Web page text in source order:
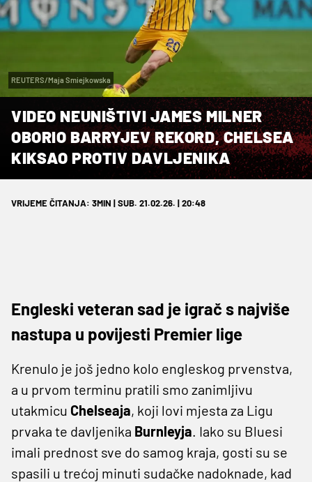
REUTERS/Maja Smiejkowska
VIDEO NEUNIŠTIVI JAMES MILNER
OBORIO BARRYJEV REKORD, CHELSEA
KIKSAO PROTIV DAVLJENIKA
VRIJEME ČITANJA: 3MIN | SUB. 21.02.26. | 20:48
Engleski veteran sad je igrač s najviše
nastupa u povijesti Premier lige
Krenulo je još jedno kolo engleskog prvenstva,
a u prvom terminu pratili smo zanimljivu
utakmicu Chelseaja, koji lovi mjesta za Ligu
prvaka te davljenika Burnleyja. Iako su Bluesi
imali prednost sve do samog kraja, gosti su se
spasili u trećoj minuti sudačke nadoknade, kad